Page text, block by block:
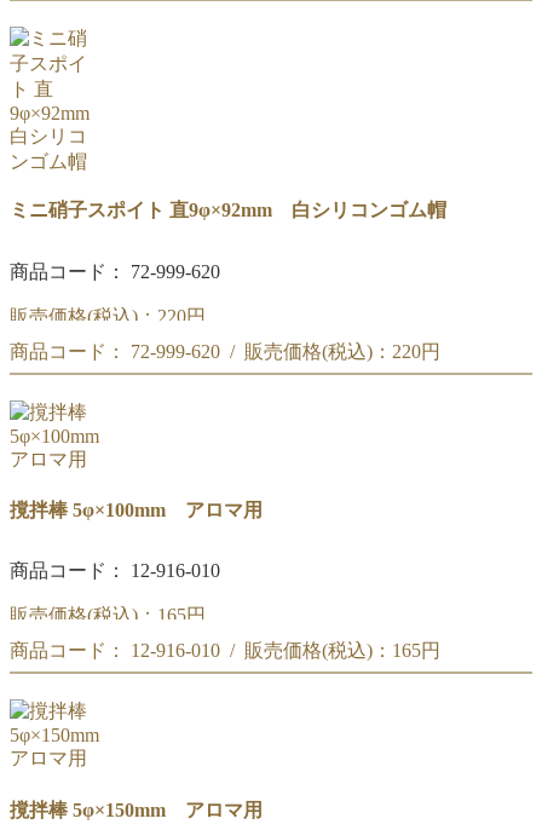
ミニ硝子スポイト 直9φ×73mm 白シリコンゴム帽
ミニ硝子スポイト 直9φ×92mm 白シリコンゴム帽
商品コード： 72-999-620
販売価格(税込)： 220円
ミニ硝子スポイト 直9φ×92mm 白シリコンゴム帽
商品コード： 72-999-620 / 販売価格(税込)： 220円
ミニ硝子スポイト 直9φ×92mm 白シリコンゴム帽
撹拌棒 5φ×100mm アロマ用
商品コード： 12-916-010
販売価格(税込)： 165円
撹拌棒 5φ×100mm アロマ用
商品コード： 12-916-010 / 販売価格(税込)： 165円
撹拌棒 5φ×100mm アロマ用
撹拌棒 5φ×150mm アロマ用